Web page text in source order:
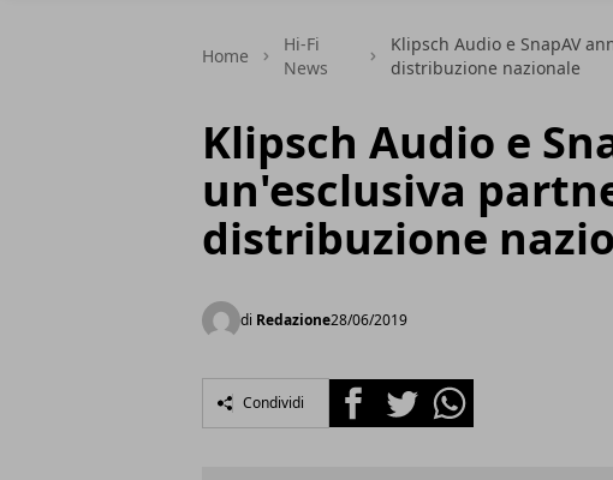
Home
Hi-Fi
News
Klipsch Audio e SnapAV
distribuzione nazionale
Klipsch Audio e
un'esclusiva
distribuzione
di Redazione28/06/2019
Condividi FacebookTwitterWhatsapp